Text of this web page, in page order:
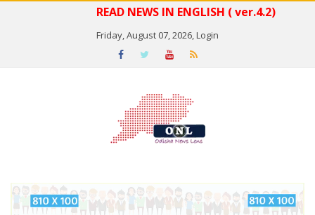
READ NEWS IN ENGLISH ( ver.4.2)
Friday, August 07, 2026,Login